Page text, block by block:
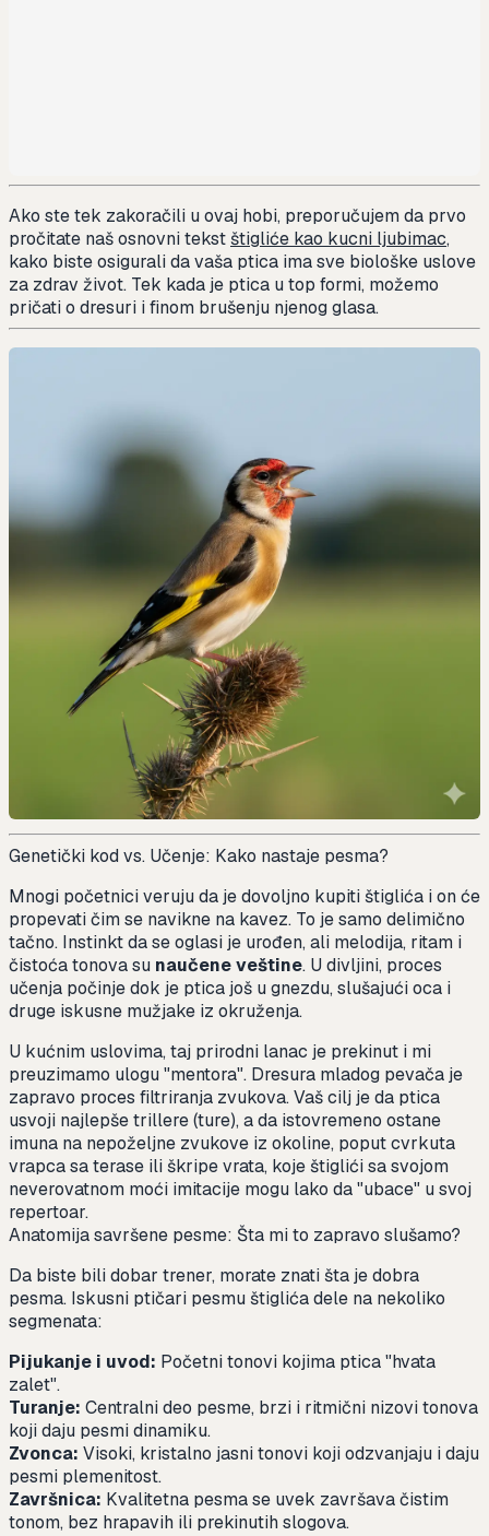
Ako ste tek zakoračili u ovaj hobi, preporučujem da prvo
pročitate naš osnovni tekstštigliće kao kucni ljubimac,
kako biste osigurali da vaša ptica ima sve biološke uslove
za zdrav život. Tek kada je ptica u top formi, možemo
pričati o dresuri i finom brušenju njenog glasa.
Genetički kod vs. Učenje: Kako nastaje pesma?
Mnogi početnici veruju da je dovoljno kupiti štiglića i on će
propevati čim se navikne na kavez. To je samo delimično
tačno. Instinkt da se oglasi je urođen, ali melodija, ritam i
čistoća tonova su naučene veštine. U divljini, proces
učenja počinje dok je ptica još u gnezdu, slušajući oca i
druge iskusne mužjake iz okruženja.
U kućnim uslovima, taj prirodni lanac je prekinut i mi
preuzimamo ulogu "mentora". Dresura mladog pevača je
zapravo proces filtriranja zvukova. Vaš cilj je da ptica
usvoji najlepše trillere (ture), a da istovremeno ostane
imuna na nepoželjne zvukove iz okoline, poput cvrkuta
vrapca sa terase ili škripe vrata, koje štiglići sa svojom
neverovatnom moći imitacije mogu lako da "ubace" u svoj
repertoar.
Anatomija savršene pesme: Šta mi to zapravo slušamo?
Da biste bili dobar trener, morate znati šta je dobra
pesma. Iskusni ptičari pesmu štiglića dele na nekoliko
segmenata:
Pijukanje i uvod: Početni tonovi kojima ptica "hvata
zalet".
Turanje: Centralni deo pesme, brzi i ritmični nizovi tonova
koji daju pesmi dinamiku.
Zvonca: Visoki, kristalno jasni tonovi koji odzvanjaju i daju
pesmi plemenitost.
Završnica: Kvalitetna pesma se uvek završava čistim
tonom, bez hrapavih ili prekinutih slogova.